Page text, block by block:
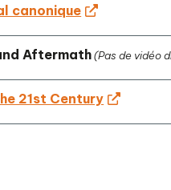
canonique
Aftermath(Pas de vidéo
21st Century